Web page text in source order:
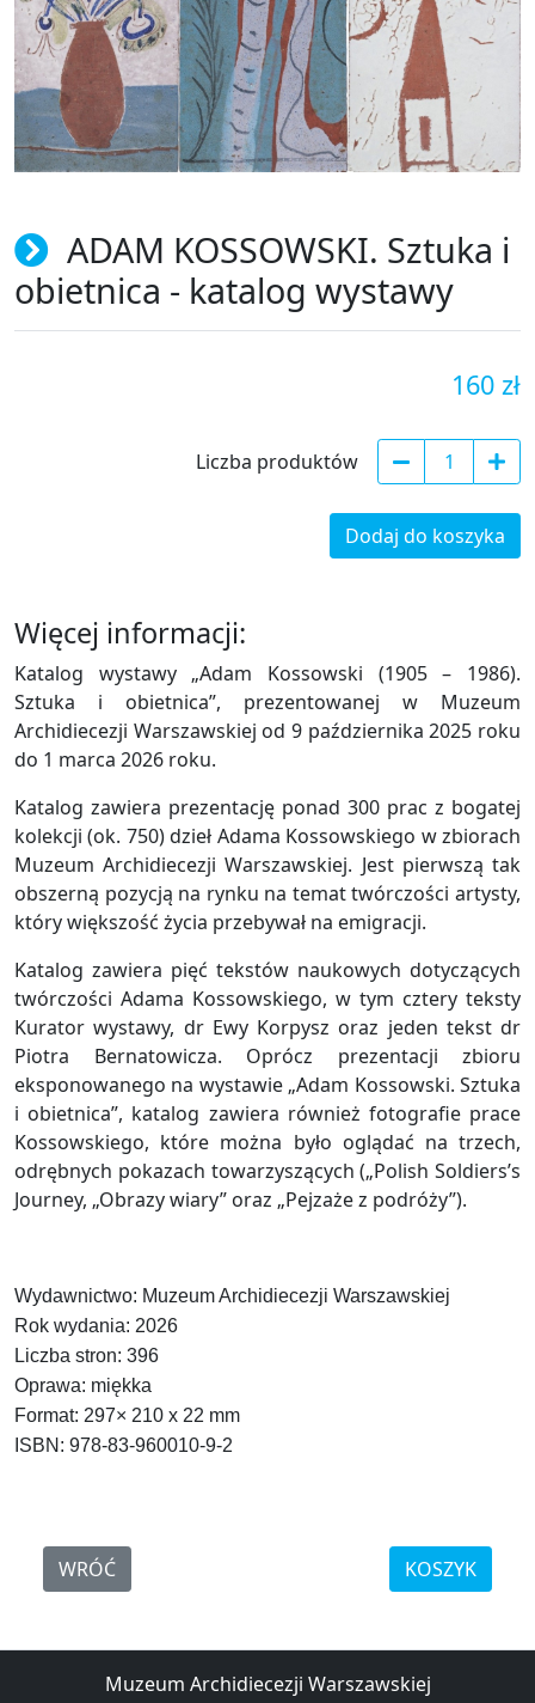
ADAM KOSSOWSKI. Sztuka i
obietnica - katalog wystawy
160 zł
Liczba produktów
Dodaj do koszyka
Więcej informacji:
Katalog wystawy „Adam Kossowski (1905 – 1986).
Sztuka i obietnica”, prezentowanej w Muzeum
Archidiecezji Warszawskiej od 9 października 2025 roku
do 1 marca 2026 roku.
Katalog zawiera prezentację ponad 300 prac z bogatej
kolekcji (ok. 750) dzieł Adama Kossowskiego w zbiorach
Muzeum Archidiecezji Warszawskiej. Jest pierwszą tak
obszerną pozycją na rynku na temat twórczości artysty,
który większość życia przebywał na emigracji.
Katalog zawiera pięć tekstów naukowych dotyczących
twórczości Adama Kossowskiego, w tym cztery teksty
Kurator wystawy, dr Ewy Korpysz oraz jeden tekst dr
Piotra Bernatowicza. Oprócz prezentacji zbioru
eksponowanego na wystawie „Adam Kossowski. Sztuka
i obietnica”, katalog zawiera również fotografie prace
Kossowskiego, które można było oglądać na trzech,
odrębnych pokazach towarzyszących („Polish Soldiers’s
Journey, „Obrazy wiary” oraz „Pejzaże z podróży”).
Wydawnictwo: Muzeum Archidiecezji Warszawskiej
Rok wydania: 2026
Liczba stron: 396
Oprawa: miękka
Format: 297× 210 x 22 mm
ISBN : 978-83-960010-9-2
WRÓĆ KOSZYK
Muzeum Archidiecezji Warszawskiej